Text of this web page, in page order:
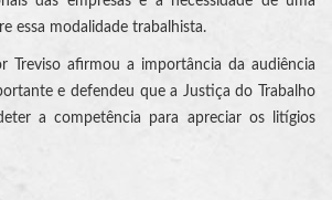
essa modalidade trabalhista.
Treviso afirmou a importância da audiência
e defendeu que a Justiça do Trabalho
a competência para apreciar os litígios